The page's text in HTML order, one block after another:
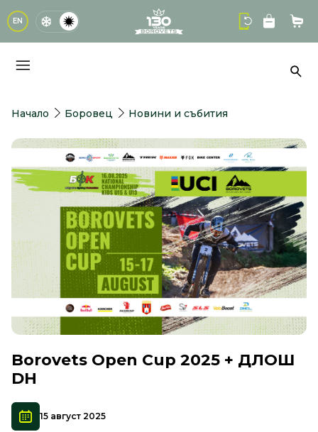
EN logo
Начало Боровец Новини и събития
Borovets Open Cup 2025 + ДЛОШ
DH
15 август 2025